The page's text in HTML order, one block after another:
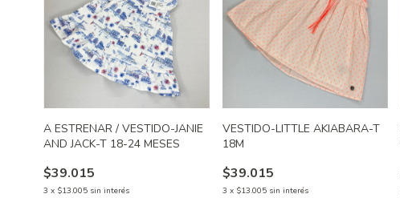
A ESTRENAR / VESTIDO-JANIE
AND JACK-T 18-24 MESES
$39.015
3 x $13.005 sin interés
VESTIDO-LITTLE AKIABARA-T
18M
$39.015
3 x $13.005 sin interés